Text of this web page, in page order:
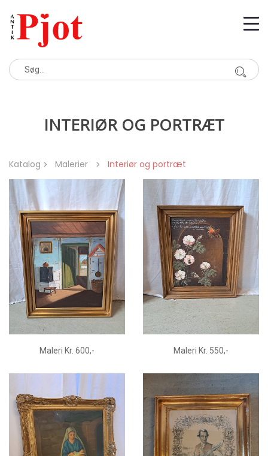
INTERIØR OG PORTRÆT
Katalog Malerier Interiør og portræt
Maleri Kr. 600,- Maleri Kr. 550,-